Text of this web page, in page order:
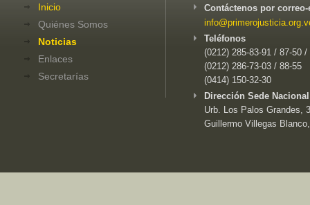
Inicio
Quiénes Somos
Noticias
Enlaces
Secretarías
Contáctenos por
Teléfonos
(0212) 285-83-91 / 87-50 /
(0212) 286-73-03 / 88-55
(0414) 150-32-30
Dirección Sede
Urb. Los Palos Grandes,
Guillermo Villegas